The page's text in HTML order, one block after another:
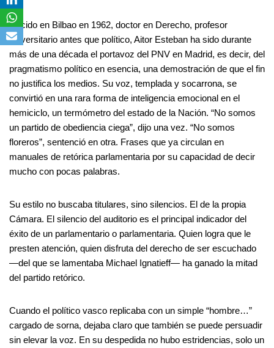
Nacido en Bilbao en 1962, doctor en Derecho, profesor
universitario antes que político, Aitor Esteban ha sido durante
más de una década el portavoz del PNV en Madrid, es decir, del
pragmatismo político en esencia, una demostración de que el fin
no justifica los medios. Su voz, templada y socarrona, se
convirtió en una rara forma de inteligencia emocional en el
hemiciclo, un termómetro del estado de la Nación. “No somos
un partido de obediencia ciega”, dijo una vez. “No somos
floreros”, sentenció en otra. Frases que ya circulan en
manuales de retórica parlamentaria por su capacidad de decir
mucho con pocas palabras.
Su estilo no buscaba titulares, sino silencios. El de la propia
Cámara. El silencio del auditorio es el principal indicador del
éxito de un parlamentario o parlamentaria. Quien logra que le
presten atención, quien disfruta del derecho de ser escuchado
—del que se lamentaba Michael Ignatieff— ha ganado la mitad
del partido retórico.
Cuando el político vasco replicaba con un simple “hombre…”
cargado de sorna, dejaba claro que también se puede persuadir
sin elevar la voz. En su despedida no hubo estridencias, solo un